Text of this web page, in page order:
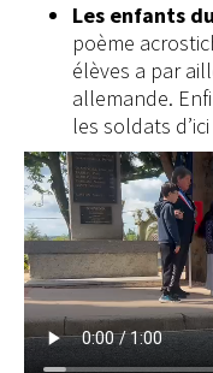
Les enfants
poème
élèves a par
allemande.
les soldats